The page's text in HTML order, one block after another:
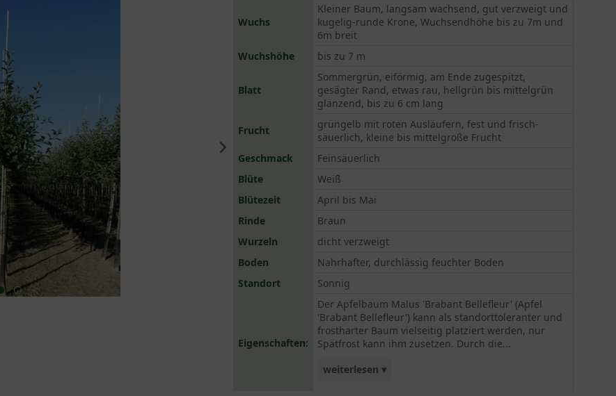
Wuchs
Kleiner Baum, langsam wachsend, gut verzweigt und
kugelig-runde Krone, Wuchsendhöhe bis zu 7m und
6m breit
Wuchshöhe
bis zu 7 m
Blatt
Sommergrün, eiförmig, am Ende zugespitzt,
gesägter Rand, etwas rau, hellgrün bis mittelgrün
glänzend, bis zu 6 cm lang
Frucht
grüngelb mit roten Ausläufern, fest und frisch-
säuerlich, kleine bis mittelgroße Frucht
Geschmack
Feinsäuerlich
Blüte
Weiß
Blütezeit
April bis Mai
Rinde
Braun
Wurzeln
dicht verzweigt
Boden
Nahrhafter, durchlässig feuchter Boden
Standort
Sonnig
Eigenschaften:
Der Apfelbaum Malus 'Brabant Bellefleur' (Apfel
'Brabant Bellefleur') kann als standorttoleranter und
frostharter Baum vielseitig platziert werden, nur
Spätfrost kann ihm zusetzen. Durch die...
weiterlesen ▾